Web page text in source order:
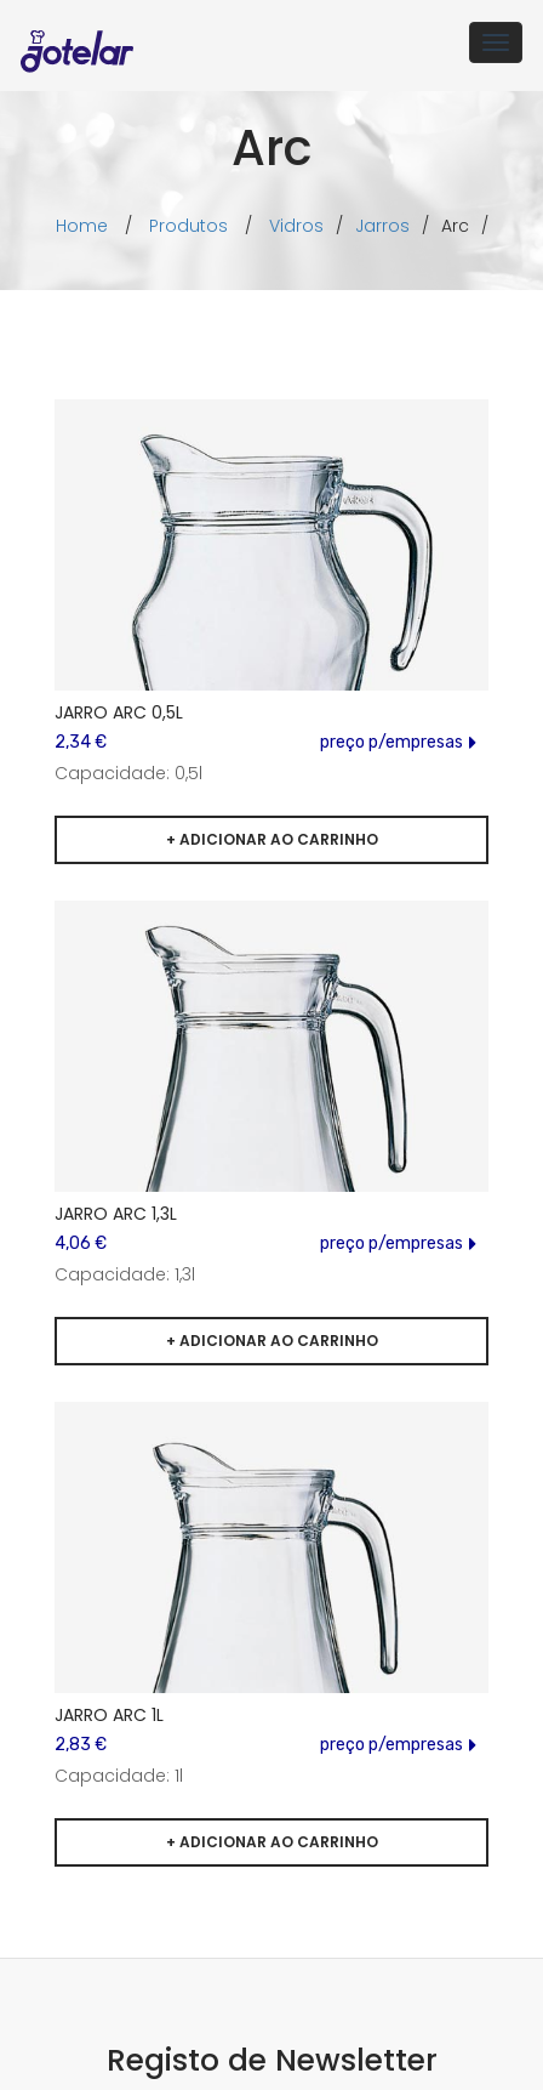
Arc
Home / Produtos / Vidros / Jarros / Arc /
JARRO ARC 0,5L
2,34 € preço p/empresas
Capacidade: 0,5l
JARRO ARC 1,3L
4,06 € preço p/empresas
Capacidade: 1,3l
JARRO ARC 1L
2,83 € preço p/empresas
Capacidade: 1l
Registo de Newsletter